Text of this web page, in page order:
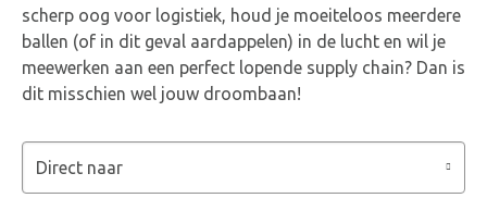
scherp oog voor logistiek, houd je moeiteloos meerdere
ballen (of in dit geval aardappelen) in de lucht en wil je
meewerken aan een perfect lopende supply chain? Dan is
dit misschien wel jouw droombaan!
Direct naar